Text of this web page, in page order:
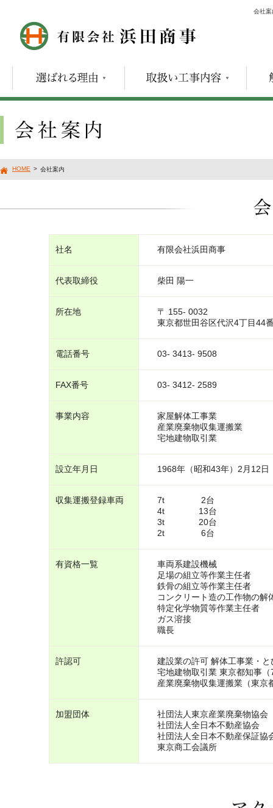
会社案
HOME > 会社案内
社名 有限会社浜田商事
代表取締役 柴田 陽一
所在地
〒 155- 0032
東京都世田谷区代沢4丁目44
電話番号 03- 3413- 9508
FAX番号 03- 3412- 2589
事業内容
家屋解体工事業
産業廃棄物収集運搬業
宅地建物取引業
設立年月日 1968年（昭和43年）2月12日
収集運搬登録車両
7t 2台
4t 13台
3t 20台
2t 6台
有資格一覧
車両系建設
足場の組立等作
鉄骨の組立等作
コンクリート造の工作物の
特定化学物質等作
ガス溶
職長
許認可
建設業の許可 解体工事業・
宅地建物取引業 東京都知事
産業廃棄物収集運搬業（東京
加盟団体
社団法人東京産業廃棄物協会
社団法人全日本不動産協会
社団法人全日本不動産保証協
東京商工会議所